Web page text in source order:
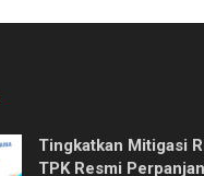
Tingkatkan Mitigasi
TPK Resmi